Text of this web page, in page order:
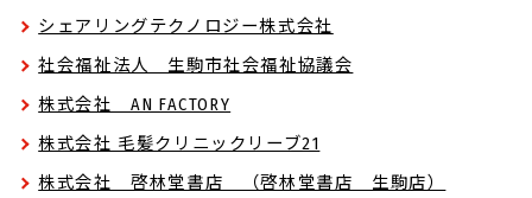
シェアリングテクノロジー株式会社
社会福祉法人 生駒市社会福祉協議会
株式会社 AN FACTORY
株式会社 毛髪クリニックリーブ21
株式会社 啓林堂書店 （啓林堂書店 生駒店）